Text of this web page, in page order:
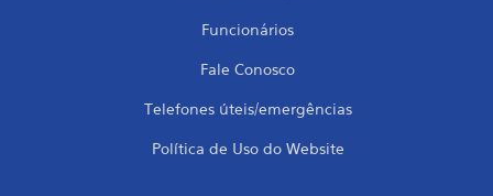
Funcionários
Fale Conosco
Telefones úteis/emergências
Política de Uso do Website